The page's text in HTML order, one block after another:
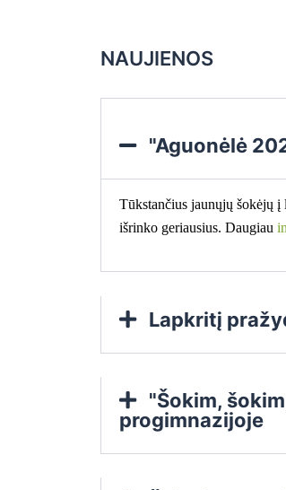
NAUJIENOS
"Aguonėlė
Tūkstančius jaunųjų šokėjų
išrinko geriausius. Daugiau
Lapkritį
"Šokim,
progimnazijoje